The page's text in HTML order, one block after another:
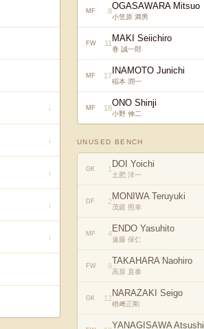
↓
↓
↓
↓
↓
MF 8OGASAWARA Mitsuo
小笠原 満男
FW 11 MAKI Seiichiro
巻 誠一郎
MF 17 INAMOTO Junichi
稲本 潤一
MF 18ONO Shinji
小野 伸二
UNUSED BENCH
GK 1 DOI Yoichi
土肥 洋一
DF 2MONIWA Teruyuki
茂庭 照幸
MF 4ENDO Yasuhito
遠藤 保仁
FW 9TAKAHARA Naohiro
高原 直泰
GK 12NARAZAKI Seigo
楢﨑正剛
YANAGISAWA Atsushi